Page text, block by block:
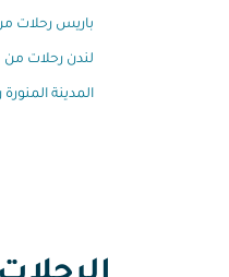
باريس رحلات
لندن رحلات من
المدينة